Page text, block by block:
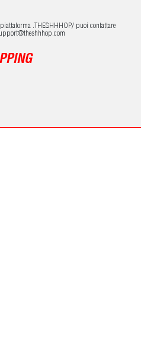
.THESHHHOP/ puoi contattare